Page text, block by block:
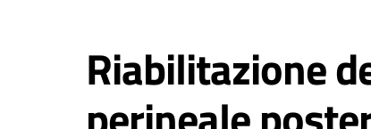
Riabilitazione